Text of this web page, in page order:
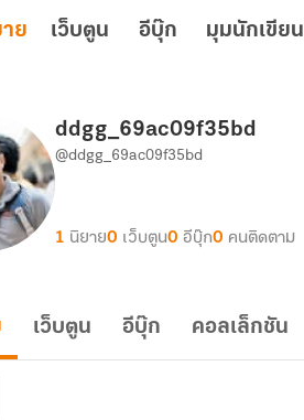
ย เว็บตูน อีบุ๊ก มุมนักเขียน
ddgg_69ac09f35bd
@ddgg_69ac09f35bd
1 นิยาย0 เว็บตูน0 อีบุ๊ก0 คนติดตาม
เว็บตูน อีบุ๊ก คอลเล็กชัน